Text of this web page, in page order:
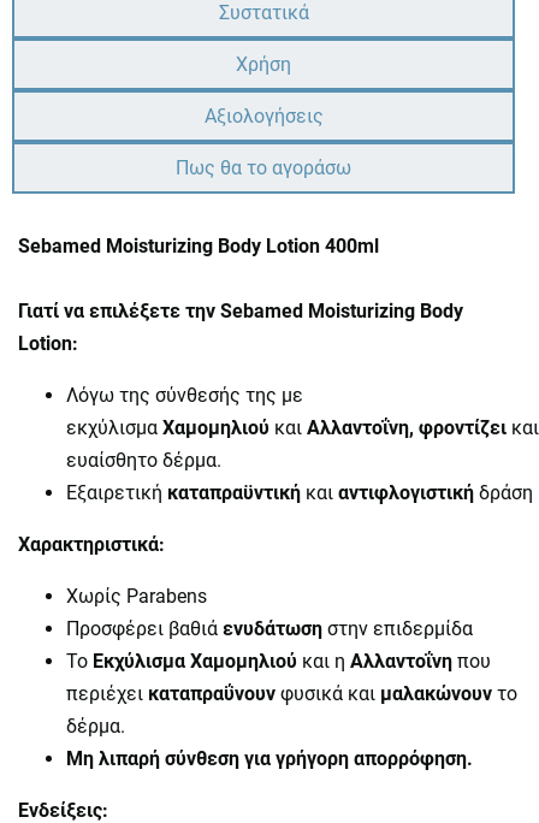
Συστατικά
Χρήση
Αξιολογήσεις
Πως θα το αγοράσω
Sebamed Moisturizing Body Lotion 400ml
Γιατί να επιλέξετε την Sebamed Moisturizing Body
Lotion:
Λόγω της σύνθεσής της με
εκχύλισμα Χαμομηλιού και Αλλαντοΐνη, φροντίζει
ευαίσθητο δέρμα.
Εξαιρετική καταπραϋντική και αντιφλογιστική δράση
Χαρακτηριστικά:
Χωρίς Parabens
Προσφέρει βαθιά ενυδάτωση στην επιδερμίδα
Το Εκχύλισμα Χαμομηλιού και η Αλλαντοΐνη που
περιέχει καταπραΰνουν φυσικά και μαλακώνουν το
δέρμα.
Μη λιπαρή σύνθεση για γρήγορη απορρόφηση.
Ενδείξεις: